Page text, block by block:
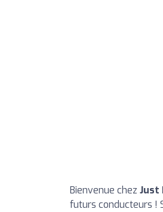
Bienvenue chez Just
futurs conducteurs !